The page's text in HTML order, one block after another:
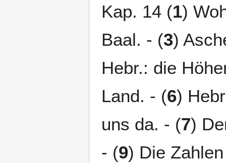
Kap. 14 (1)
Baal. - (3)
Hebr.: die
Land. - (6)
uns da. - (7)
- (9) Die